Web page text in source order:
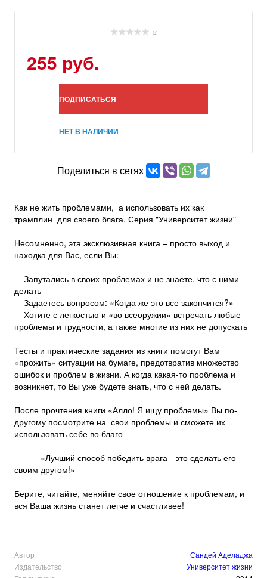
(0)
255 руб.
ПОДПИСАТЬСЯ
НЕТ В НАЛИЧИИ
Поделиться в сетях
Как не жить проблемами, а использовать их как
трамплин для своего блага. Серия "Университет жизни"
Несомненно, эта эксклюзивная книга – просто выход и
находка для Вас, если Вы:
Запутались в своих проблемах и не знаете, что с ними
делать
Задаетесь вопросом: «Когда же это все закончится?»
Хотите с легкостью и «во всеоружии» встречать любые
проблемы и трудности, а также многие из них не допускать
Тесты и практические задания из книги помогут Вам
«прожить» ситуации на бумаге, предотвратив множество
ошибок и проблем в жизни. А когда какая-то проблема и
возникнет, то Вы уже будете знать, что с ней делать.
После прочтения книги «Алло! Я ищу проблемы» Вы по-
другому посмотрите на свои проблемы и сможете их
использовать себе во благо
«Лучший способ победить врага - это сделать его
своим другом!»
Берите, читайте, меняйте свое отношение к проблемам, и
вся Ваша жизнь станет легче и счастливее!
Автор
Сандей Аделаджа
Издательство
Университет жизни